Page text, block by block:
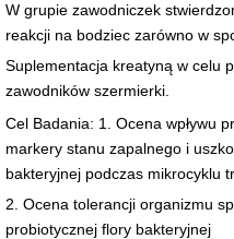
W grupie zawodniczek
reakcji na bodziec zarówno w
Suplementacja kreatyną w celu
zawodników szermierki.
Cel Badania: 1. Ocena wpływu
markery stanu zapalnego i
bakteryjnej podczas mikrocyklu
2. Ocena tolerancji organizmu
probiotycznej flory bakteryjnej